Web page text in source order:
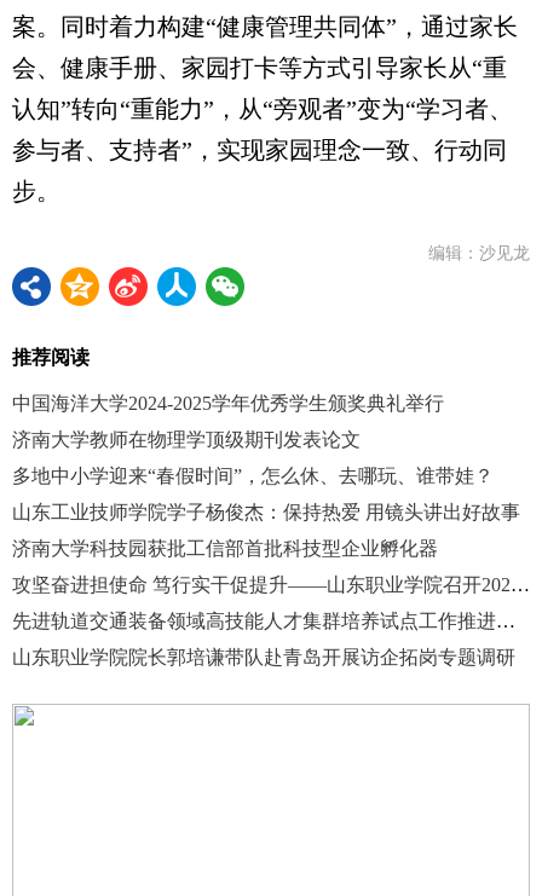
案。同时着力构建“健康管理共同体”，通过家长
会、健康手册、家园打卡等方式引导家长从“重
认知”转向“重能力”，从“旁观者”变为“学习者、
参与者、支持者”，实现家园理念一致、行动同
步。
编辑：沙见龙
推荐阅读
中国海洋大学2024-2025学年优秀学生颁奖典礼举行
济南大学教师在物理学顶级期刊发表论文
多地中小学迎来“春假时间”，怎么休、去哪玩、谁带娃？
山东工业技师学院学子杨俊杰：保持热爱 用镜头讲出好故事
济南大学科技园获批工信部首批科技型企业孵化器
攻坚奋进担使命 笃行实干促提升——山东职业学院召开2025年度总结表彰暨2026年工作动员大会
先进轨道交通装备领域高技能人才集群培养试点工作推进会在山东职业学院顺利召开
山东职业学院院长郭培谦带队赴青岛开展访企拓岗专题调研